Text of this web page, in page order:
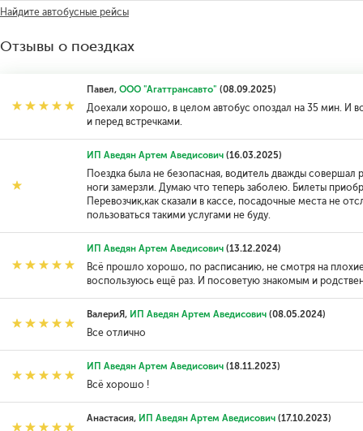
Найдите автобусные рейсы
Отзывы о поездках
Павел, ООО "Агаттрансавто" (08.09.2025)
Доехали хорошо, в целом автобус опоздал на 35 мин. И
и перед встречками.
ИП Аведян Артем Аведисович(16.03.2025)
Поездка была не безопасная, водитель дважды
ноги замерзли. Думаю что теперь заболею. Билеты
Перевозчик,как сказали в кассе, посадочные места не
пользоваться такими услугами не буду.
ИП Аведян Артем Аведисович(13.12.2024)
Всё прошло хорошо, по расписанию, не смотря на
воспользуюсь ещё раз. И посоветую знакомым и
ВалериЯ, ИП Аведян Артем Аведисович(08.05.2024)
Все отлично
ИП Аведян Артем Аведисович(18.11.2023)
Всё хорошо !
Анастасия, ИП Аведян Артем Аведисович(17.10.2023)